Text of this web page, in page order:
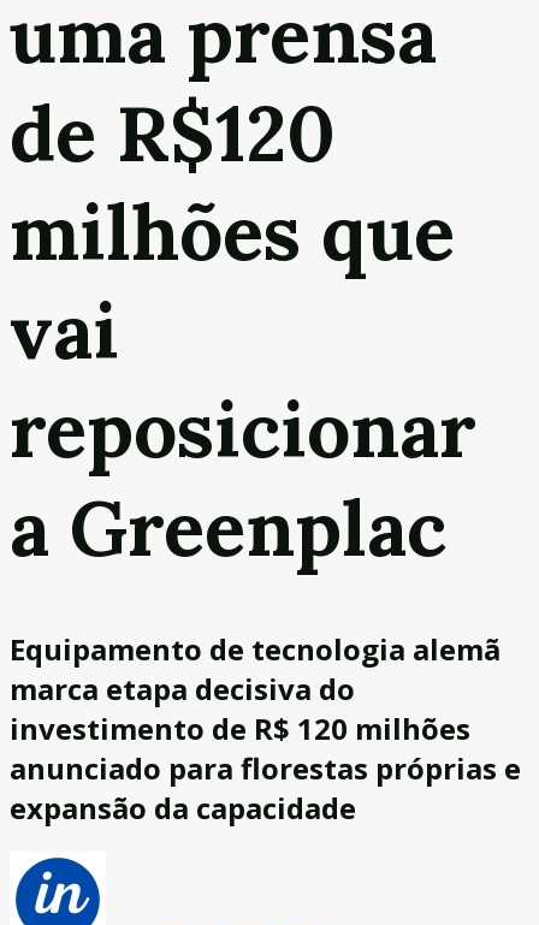
uma prensa
de R$120
milhões que
vai
reposicionar
a Greenplac
Equipamento de tecnologia alemã
marca etapa decisiva do
investimento de R$ 120 milhões
anunciado para florestas próprias e
expansão da capacidade